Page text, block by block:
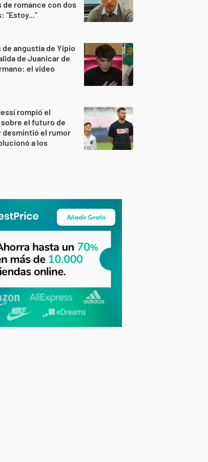
de romance con dos
"Estoy..."
de angustia de Yipio
de Juanicar de
el video
rompió el
el futuro de
desmintió el rumor
a los